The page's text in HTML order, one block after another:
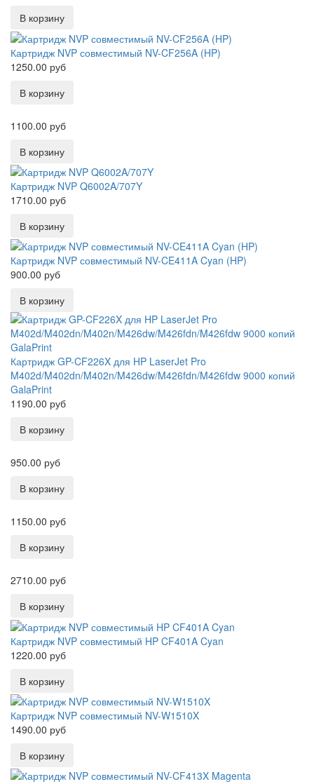
Картридж NVP совместимый NV-CF256A (HP)
1250.00 руб
1100.00 руб
Картридж NVP Q6002A/707Y
1710.00 руб
Картридж NVP совместимый NV-CE411A Cyan (HP)
900.00 руб
Картридж GP-CF226X для HP LaserJet Pro
M402d/M402dn/M402n/M426dw/M426fdn/M426fdw 9000 копий
GalaPrint
1190.00 руб
950.00 руб
1150.00 руб
2710.00 руб
Картридж NVP совместимый HP CF401A Cyan
1220.00 руб
Картридж NVP совместимый NV-W1510X
1490.00 руб